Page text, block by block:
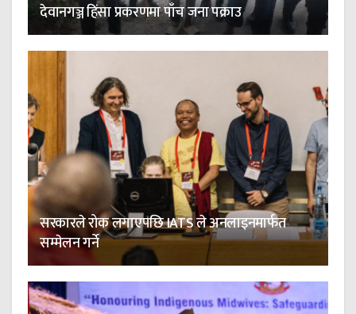
देवानगञ्ज हिंसा प्रकरणमा पाँच जना पक्राउ
सरकारले रोक लगाएपछि IATS ले अनलाइनमार्फत
सम्मेलन गर्ने